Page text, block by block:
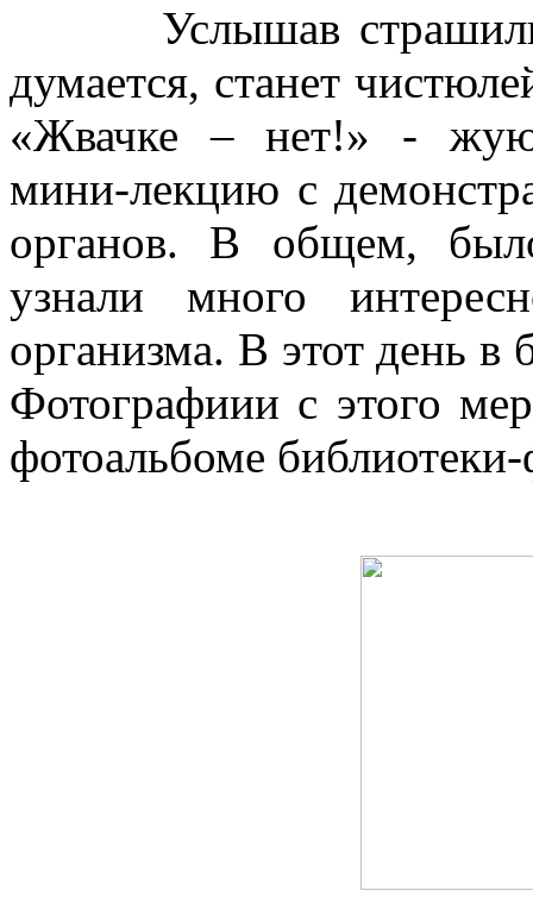
Услышав страшилку
думается, станет
«Жвачке – нет!» -
мини-лекцию с
органов. В общем,
узнали много
организма. В этот день в
Фотографиии с этого
фотоальбоме